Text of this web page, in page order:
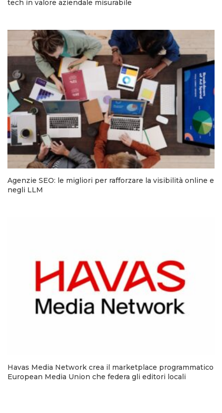
tech in valore aziendale misurabile
Agenzie SEO: le migliori per rafforzare la visibilità online e
negli LLM
Havas Media Network crea il marketplace programmatico
European Media Union che federa gli editori locali